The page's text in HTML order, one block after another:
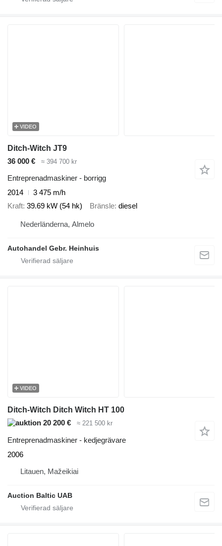
VIDEO
Ditch-Witch JT9
36 000 €
≈ 394 700 kr
Entreprenadmaskiner - borrigg
2014
3 475 m/h
Kraft 39.69 kW (54 hk) Bränsle diesel
Nederländerna, Almelo
Autohandel Gebr. Heinhuis
VIDEO
Ditch-Witch Ditch Witch HT 100
20 200 €
≈ 221 500 kr
Entreprenadmaskiner - kedjegrävare
2006
Litauen, Mažeikiai
Auction Baltic UAB